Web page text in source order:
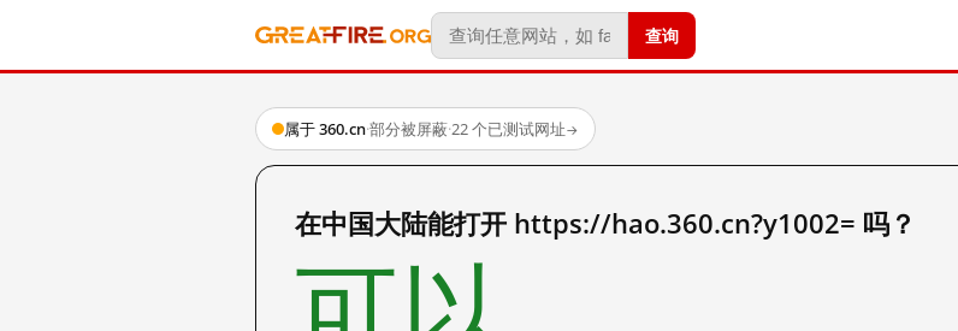
查询
属于 360.cn·部分被屏蔽·22 个已测试网址→
在中国大陆能打开 https://hao.360.cn?y1002= 吗？
可以。